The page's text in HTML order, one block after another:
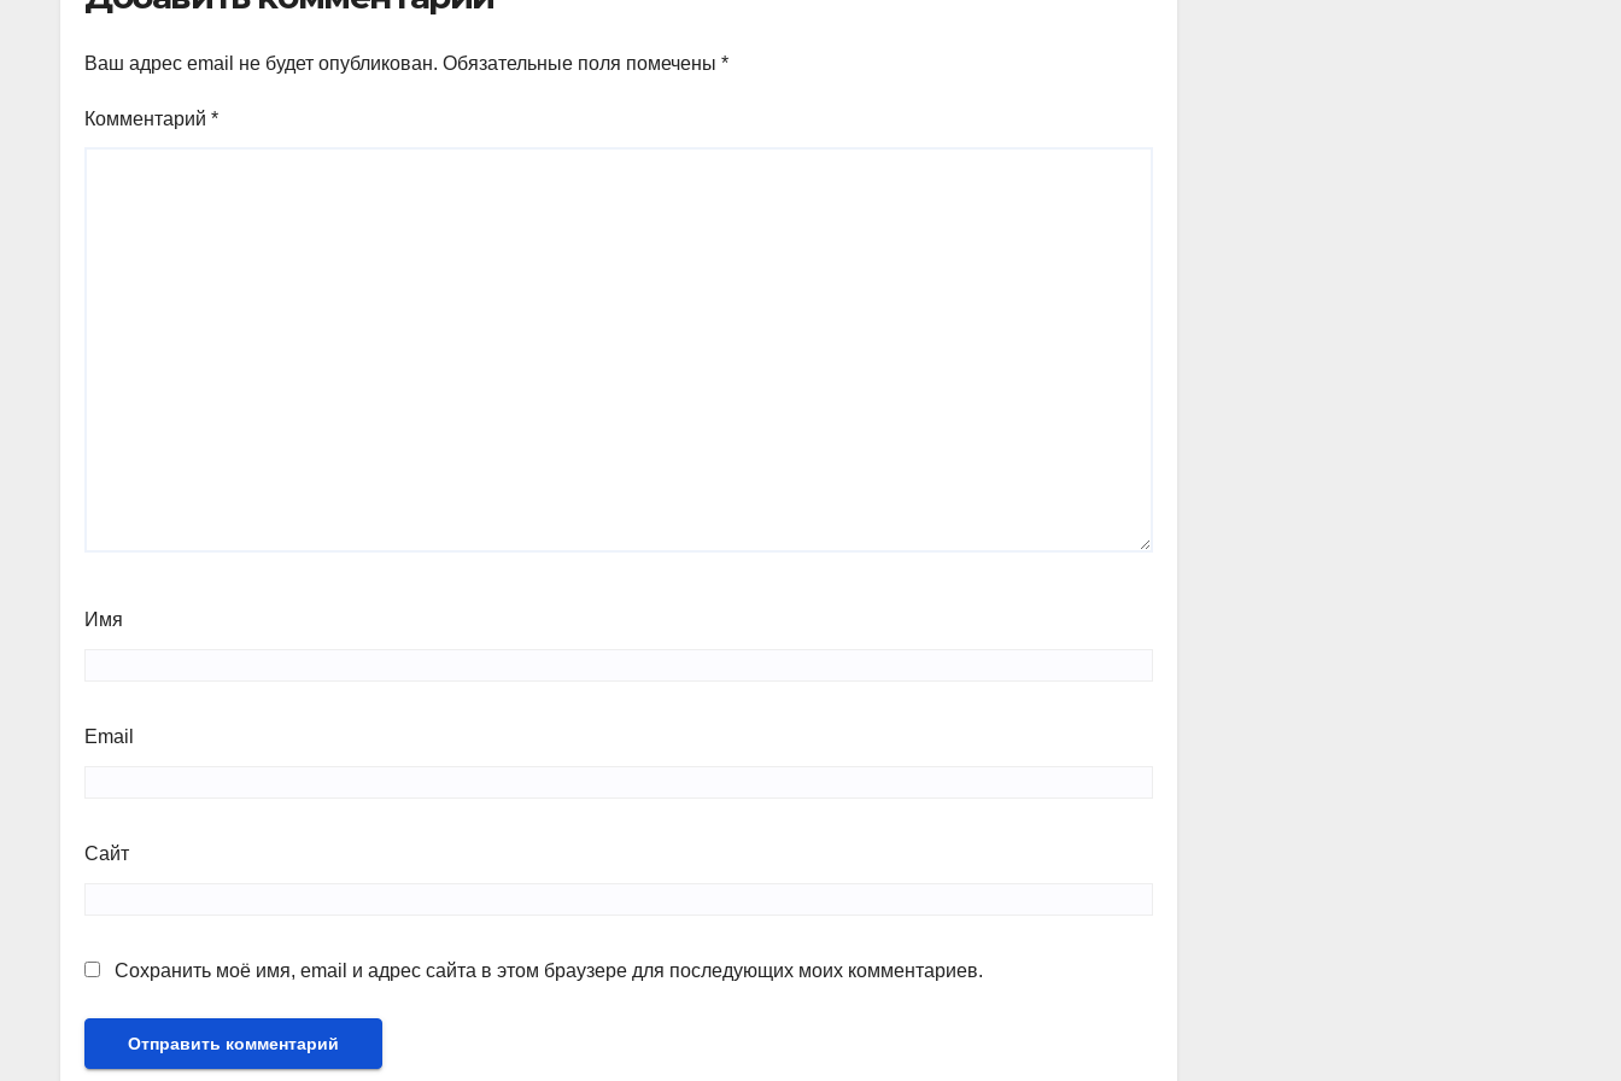
Ваш адрес email не будет опубликован. Обязательные поля помечены *
Комментарий *
Имя
Email
Сайт
Сохранить моё имя, email и адрес сайта в этом браузере для последующих моих комментариев.